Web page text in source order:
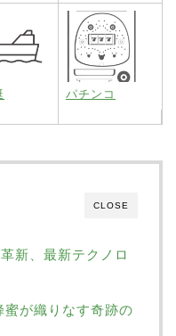
パチンコ
CLOSE
新、最新テクノロ
が織りなす奇跡の